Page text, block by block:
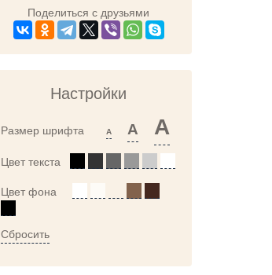
Поделиться с друзьями
Настройки
Размер шрифта A A A
Цвет текста
Цвет фона
Сбросить